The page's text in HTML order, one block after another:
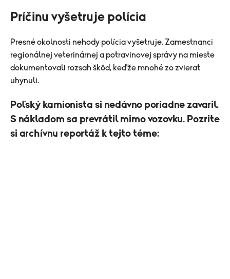
Príčinu vyšetruje polícia
Presné okolnosti nehody polícia vyšetruje. Zamestnanci
regionálnej veterinárnej a potravinovej správy na mieste
dokumentovali rozsah škôd, keďže mnohé zo zvierat
uhynuli.
Poľský kamionista si nedávno poriadne zavaril.
S nákladom sa prevrátil mimo vozovku. Pozrite
si archívnu reportáž k tejto téme: